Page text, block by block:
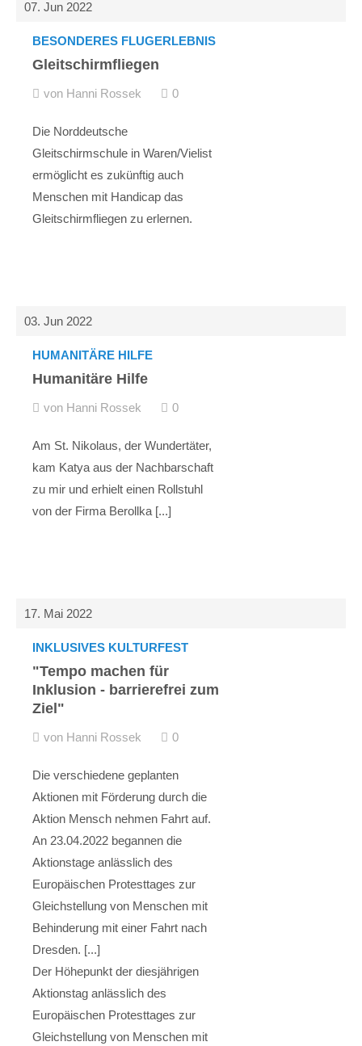
info@yourdomain.com
adipiscing elit.
Aenean commodo ligula eget dolor. Aenean massa.
Cum sociis natoque penatibus et magnis dis parturient
montes, nascetur ridiculus mus. Donec quam felis,
07. Jun 2022
BESONDERES FLUGERLEBNIS
Gleitschirmfliegen
von Hanni Rossek 0
Die Norddeutsche
Gleitschirmschule in Waren/Vielist
ermöglicht es zukünftig auch
Menschen mit Handicap das
Gleitschirmfliegen zu erlernen.
03. Jun 2022
HUMANITÄRE HILFE
Humanitäre Hilfe
von Hanni Rossek 0
Am St. Nikolaus, der Wundertäter,
kam Katya aus der Nachbarschaft
zu mir und erhielt einen Rollstuhl
von der Firma Berollka [...]
17. Mai 2022
INKLUSIVES KULTURFEST
"Tempo machen für
Inklusion - barrierefrei zum
Ziel"
von Hanni Rossek 0
Die verschiedene geplanten
Aktionen mit Förderung durch die
Aktion Mensch nehmen Fahrt auf.
An 23.04.2022 begannen die
Aktionstage anlässlich des
Europäischen Protesttages zur
Gleichstellung von Menschen mit
Behinderung mit einer Fahrt nach
Dresden. [...]
Der Höhepunkt der diesjährigen
Aktionstag anlässlich des
Europäischen Protesttages zur
Gleichstellung von Menschen mit